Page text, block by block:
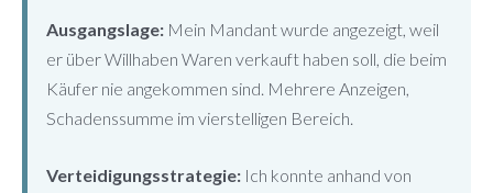
Ausgangslage: Mein Mandant wurde angezeigt, weil
er über Willhaben Waren verkauft haben soll, die beim
Käufer nie angekommen sind. Mehrere Anzeigen,
Schadenssumme im vierstelligen Bereich.
Verteidigungsstrategie: Ich konnte anhand von